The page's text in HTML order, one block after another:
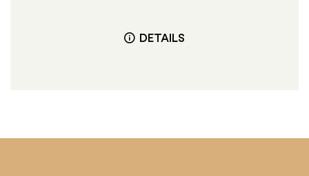
DETAILS